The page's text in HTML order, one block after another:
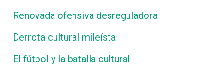
Renovada ofensiva desreguladora
Derrota cultural mileísta
El fútbol y la batalla cultural